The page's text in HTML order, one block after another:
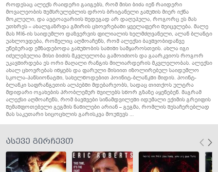
როდესაც ალექს რაიდერი გაიგებს, რომ მისი ბიძა იენ რაიდერი
მოვალეობის შემსრულებლის დროს ბრიტანელი ჯაშუშის მიერ იქნა
მოკლული, და ავტოავარიის შედეგად არ დაღუპულა, როგორც ეს მას
უთხრეს – ახალგაზრდა გმირის ცხოვრებაში ყველაფერი შეიცვლება. მალე
მას MI6-ის საიდუმლო დაზვერვის ფილიალის ხელმძღვანელი, ალან ბლანტი
უახლოვდება, რომელიც აღმოაჩენს, რომ ალექსი ბავშვობიდანვე
უნებურად ემზადებოდა ჯაშუშობის საშიში სამყაროსთვის. ახლა იგი
იძულებულია მისი ბიძის მკვლელობა გამოიძიოს და გაარკვიოს როგორ
უკავშირდება ეს ორი მაღალი რანგის მილიარდერის მკვლელობას. ალექსი
ახალ ცხოვრებას იწყებს და ფარული მისიით იზოლირებულ საიდუმლო
სკოლა-პანსიონატში, სახელწოდებით პოინიტ-ბლანკში მიდის. პოინტ-
ბლანკი საფრანგეთის ალპებში მდებარეობს, სადაც თითქოს ულტრა
მდიდარი ოჯახების პრობლემურ შვილებს სწორ გზაზე აყენებენ. მაგრამ
ალექსი აღმოაჩენს, რომ ბავშვები სინამდვილეში იდუმალი ექიმის გრეიფის
შემაშფოთებელი გეგმის ნაწილები არიან – გეგმა, რომლის შესაჩერებლად
მას საკუთარი სიცოცხლის გარისკვა მოუწევს ...
ასევე გირჩევთ